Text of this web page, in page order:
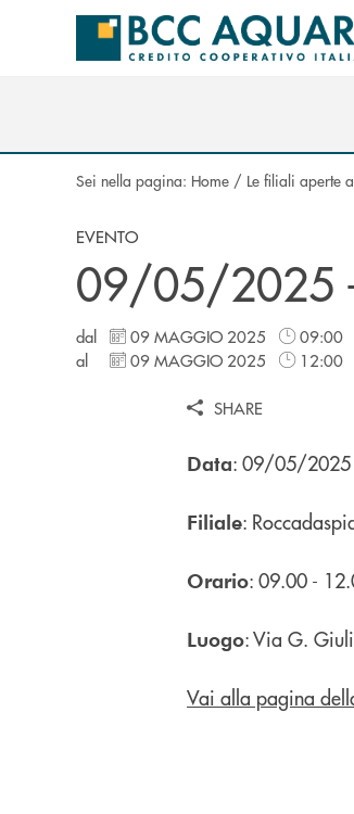
Salta al contenuto principale
Sei nella pagina: Home / Le filiali aperte
EVENTO
09/05/2025 -
dal 09 MAGGIO 2025
09:00
al
09 MAGGIO 2025 12:00
SHARE
Data: 09/05/2025
Filiale:
Orario: 09.00 -
Luogo: Via G.
Vai alla pagina